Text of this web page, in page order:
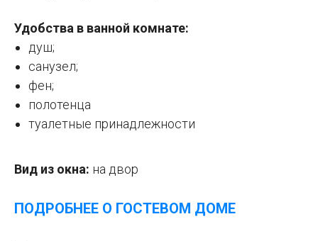
Удобства в ванной комнате:
душ;
санузел;
фен;
полотенца
туалетные принадлежности
Вид из окна: на двор
ПОДРОБНЕЕ О ГОСТЕВОМ ДОМЕ